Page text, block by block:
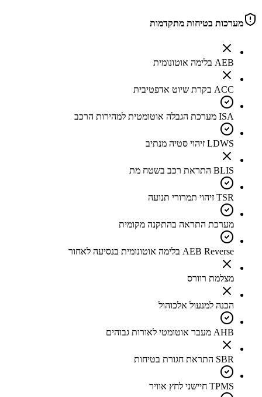
מערכות בטיחות מתקדמות
AEB בלימה אוטונומית
ACC בקרת שיוט אדפטיבית
ISA מערכת הגבלה אוטומטית למהירות הרכב
LDWS זיהוי סטיה מנתיב
BLIS התראת רכב בשטח מת
TSR זיהוי תמרורי תנועה
מערכת התראה בהתקנה מקומית
AEB Reverse בלימה אוטונומית בנסיעה לאחור
מצלמת רוורס
הכנה למנעול אלכוהול
AHB מעבר אוטומטי לאורות גבוהים
SBR התראת חגורת בטיחות
TPMS חיישני לחץ אוויר